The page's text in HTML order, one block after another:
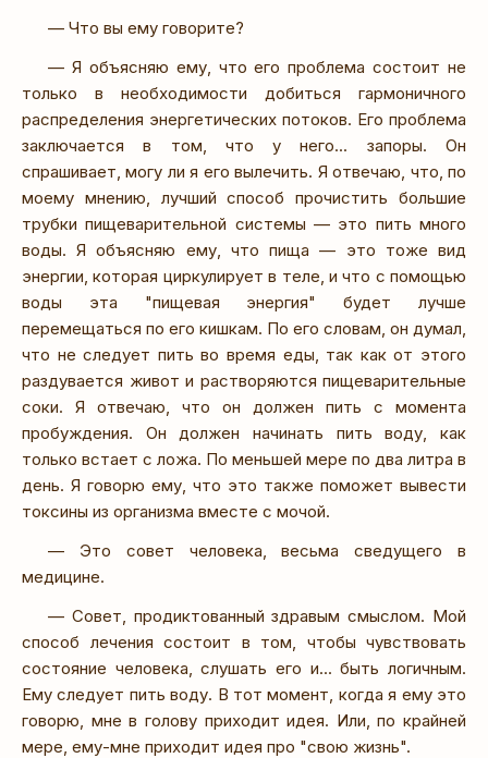
— Что вы ему говорите?
— Я объясняю ему, что его проблема состоит не
только в необходимости добиться гармоничного
распределения энергетических потоков. Его проблема
заключается в том, что у него... запоры. Он
спрашивает, могу ли я его вылечить. Я отвечаю, что, по
моему мнению, лучший способ прочистить большие
трубки пищеварительной системы — это пить много
воды. Я объясняю ему, что пища — это тоже вид
энергии, которая циркулирует в теле, и что с помощью
воды эта "пищевая энергия" будет лучше
перемещаться по его кишкам. По его словам, он думал,
что не следует пить во время еды, так как от этого
раздувается живот и растворяются пищеварительные
соки. Я отвечаю, что он должен пить с момента
пробуждения. Он должен начинать пить воду, как
только встает с ложа. По меньшей мере по два литра в
день. Я говорю ему, что это также поможет вывести
токсины из организма вместе с мочой.
— Это совет человека, весьма сведущего в
медицине.
— Совет, продиктованный здравым смыслом. Мой
способ лечения состоит в том, чтобы чувствовать
состояние человека, слушать его и... быть логичным.
Ему следует пить воду. В тот момент, когда я ему это
говорю, мне в голову приходит идея. Или, по крайней
мере, ему-мне приходит идея про "свою жизнь".